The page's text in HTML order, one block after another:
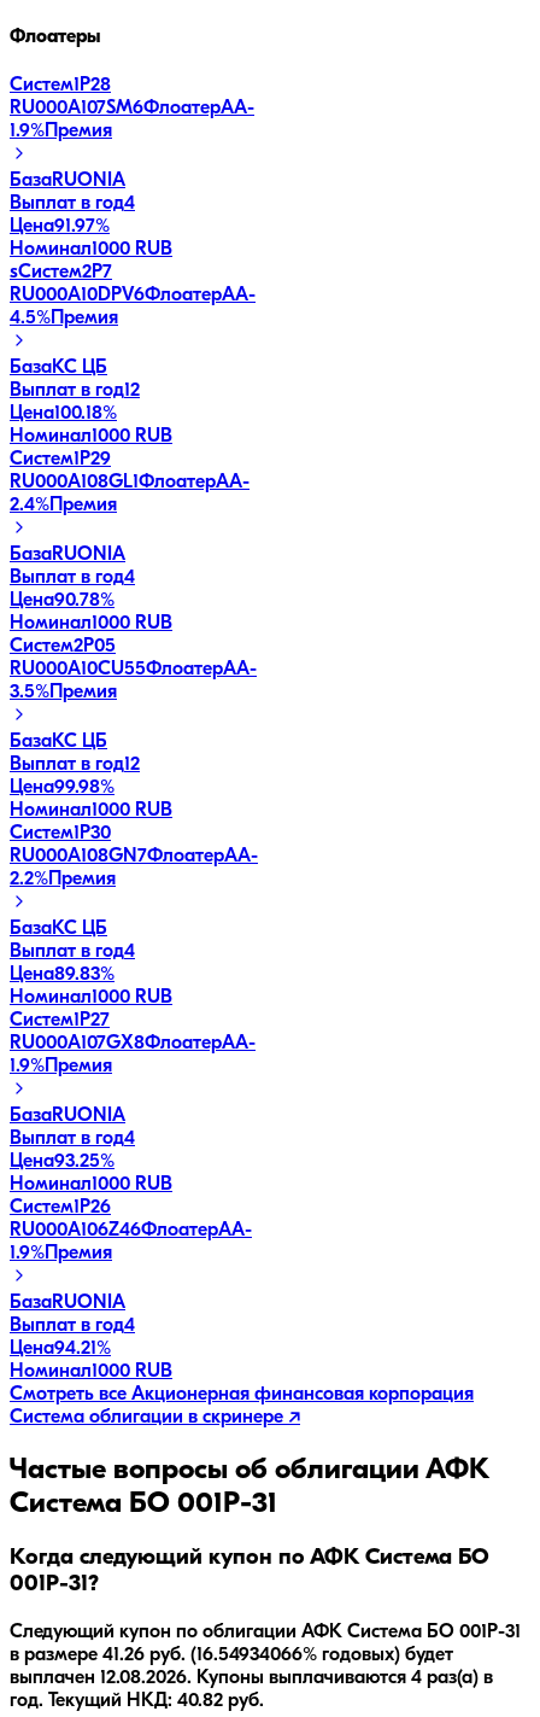
Флоатеры
Систем1P28
RU000A107SM6ФлоатерAA-
1.9%Премия
БазаRUONIA
Выплат в год4
Цена91.97%
Номинал1000 RUB
sСистем2P7
RU000A10DPV6ФлоатерAA-
4.5%Премия
БазаКС ЦБ
Выплат в год12
Цена100.18%
Номинал1000 RUB
Систем1P29
RU000A108GL1ФлоатерAA-
2.4%Премия
БазаRUONIA
Выплат в год4
Цена90.78%
Номинал1000 RUB
Систем2P05
RU000A10CU55ФлоатерAA-
3.5%Премия
БазаКС ЦБ
Выплат в год12
Цена99.98%
Номинал1000 RUB
Систем1P30
RU000A108GN7ФлоатерAA-
2.2%Премия
БазаКС ЦБ
Выплат в год4
Цена89.83%
Номинал1000 RUB
Систем1P27
RU000A107GX8ФлоатерAA-
1.9%Премия
БазаRUONIA
Выплат в год4
Цена93.25%
Номинал1000 RUB
Систем1P26
RU000A106Z46ФлоатерAA-
1.9%Премия
БазаRUONIA
Выплат в год4
Цена94.21%
Номинал1000 RUB
Смотреть все Акционерная финансовая корпорация
Система облигации в скринере ↗
Частые вопросы об облигации АФК
Система БО 001Р-31
Когда следующий купон по АФК Система БО
001Р-31?
Следующий купон по облигации АФК Система БО 001Р-31
в размере 41.26 руб. (16.54934066% годовых) будет
выплачен 12.08.2026. Купоны выплачиваются 4 раз(а) в
год. Текущий НКД: 40.82 руб.